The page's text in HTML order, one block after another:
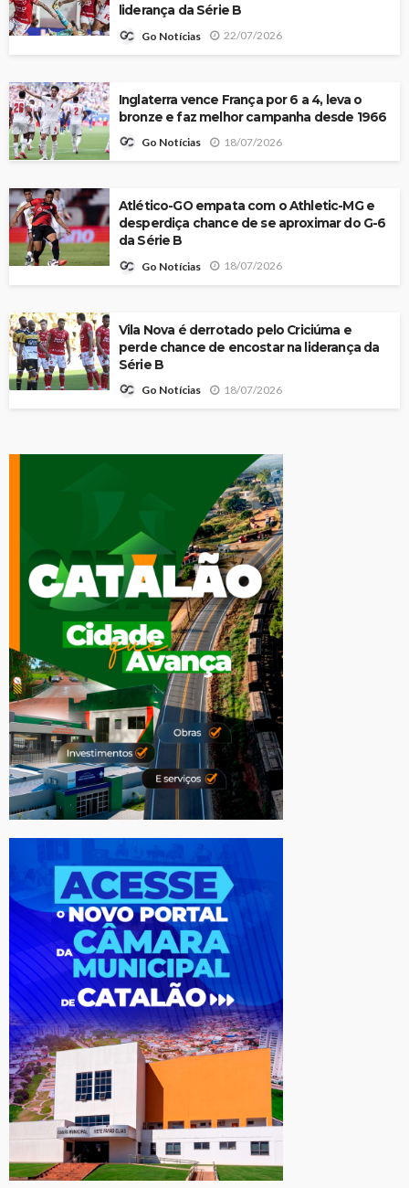
liderança da Série B
Go Notícias 22/07/2026
Inglaterra vence França por 6 a 4, leva o
bronze e faz melhor campanha desde 1966
Go Notícias 18/07/2026
Atlético-GO empata com o Athletic-MG e
desperdiça chance de se aproximar do G-6
da Série B
Go Notícias 18/07/2026
Vila Nova é derrotado pelo Criciúma e
perde chance de encostar na liderança da
Série B
Go Notícias 18/07/2026